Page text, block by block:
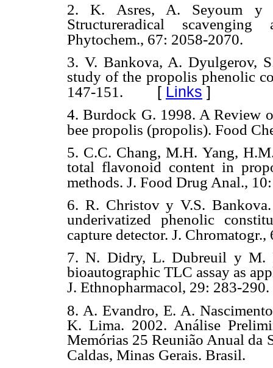
2. K. Asres, A. Seyoum y
Structureradical
Phytochem., 67: 2058-2070.
3. V. Bankova, A. Dyulgerov,
study of the propolis phenolic
147-151. [ Links ]
4. Burdock G. 1998. A Review
bee propolis (propolis). Food
5. C.C. Chang, M.H. Yang,
total flavonoid content in
methods. J. Food Drug Anal.,
6. R. Christov y V.S.
underivatized phenolic
capture detector. J.
7. N. Didry, L. Dubreuil y M.
bioautographic TLC assay as
J. Ethnopharmacol, 29: 283-290.
8. A. Evandro, E. A.
K. Lima. 2002. Análise
Memórias 25 Reunião Anual da
Caldas, Minas Gerais. Brasil.